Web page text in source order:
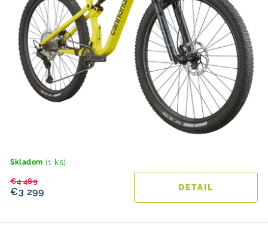
Skladom (1 ks)
€3 299
€4 489
DETAIL